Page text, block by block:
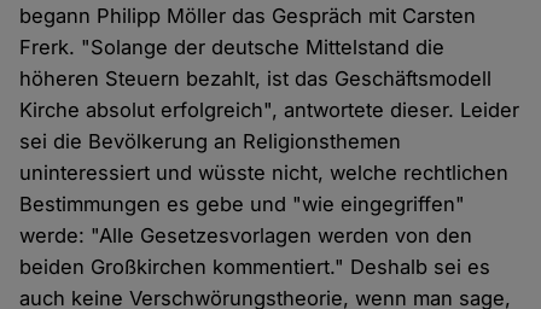
begann Philipp Möller das Gespräch mit Carsten
Frerk. "Solange der deutsche Mittelstand die
höheren Steuern bezahlt, ist das Geschäftsmodell
Kirche absolut erfolgreich", antwortete dieser. Leider
sei die Bevölkerung an Religionsthemen
uninteressiert und wüsste nicht, welche rechtlichen
Bestimmungen es gebe und "wie eingegriffen"
werde: "Alle Gesetzesvorlagen werden von den
beiden Großkirchen kommentiert." Deshalb sei es
auch keine Verschwörungstheorie, wenn man sage,